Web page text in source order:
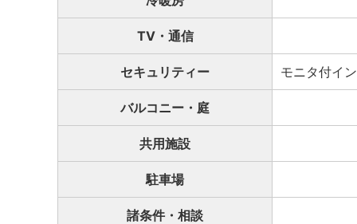
TV・通信
セキュリティー モニタ付イ
バルコニー・庭
共用施設
駐車場
諸条件・相談